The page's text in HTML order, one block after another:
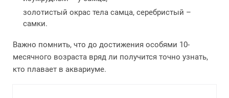
золотистый окрас тела самца, серебристый –
самки.
Важно помнить, что до достижения особями 10-
месячного возраста вряд ли получится точно узнать,
кто плавает в аквариуме.